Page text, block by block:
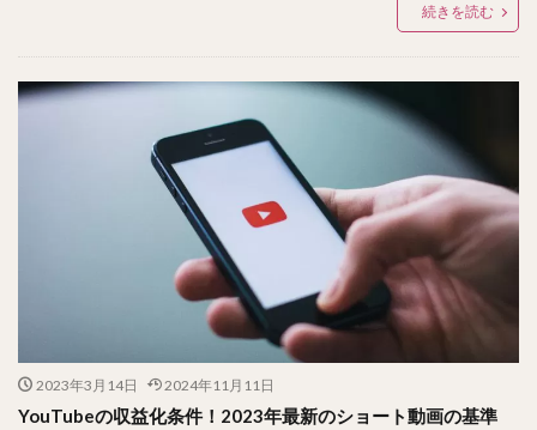
続きを読む
2023年3月14日 2024年11月11日
YouTubeの収益化条件！2023年最新のショート動画の基準